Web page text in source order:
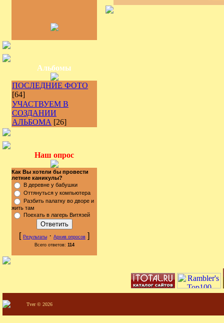
Альбомы
ПОСЛЕДНИЕ ФОТО
[64]
УЧАСТВУЕМ В
СОЗДАНИИ
АЛЬБОМА [26]
Наш опрос
Как Вы хотели бы провести
летние каникулы?
В деревне у бабушки
Оттянуться у компьютера
Разбить палатку во дворе и
жить там
Поехать в лагерь Витязей
[ Результаты · Архив опросов ]
Всего ответов: 114
Tver © 2026